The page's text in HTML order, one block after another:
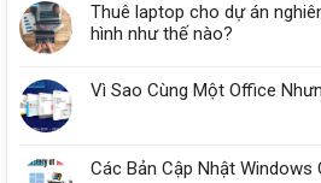
Thuê laptop cho dự án
hình như thế nào?
Vì Sao Cùng Một Office
Các Bản Cập Nhật Windows